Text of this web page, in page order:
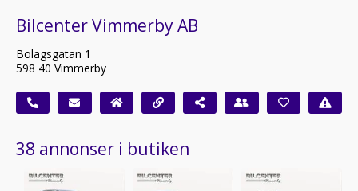
Bilcenter Vimmerby AB
Bolagsgatan 1
598 40 Vimmerby
38 annonser i butiken